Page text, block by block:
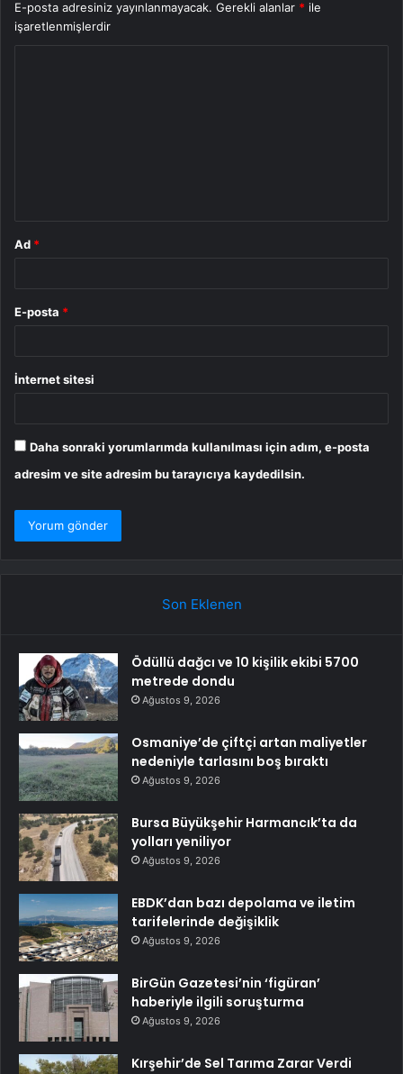
E-posta adresiniz yayınlanmayacak. Gerekli alanlar * ile
işaretlenmişlerdir
Ad *
E-posta *
İnternet sitesi
Daha sonraki yorumlarımda kullanılması için adım, e-posta
adresim ve site adresim bu tarayıcıya kaydedilsin.
Son Eklenen
Ödüllü dağcı ve 10 kişilik ekibi 5700
metrede dondu
Ağustos 9, 2026
Osmaniye’de çiftçi artan maliyetler
nedeniyle tarlasını boş bıraktı
Ağustos 9, 2026
Bursa Büyükşehir Harmancık’ta da
yolları yeniliyor
Ağustos 9, 2026
EBDK’dan bazı depolama ve iletim
tarifelerinde değişiklik
Ağustos 9, 2026
BirGün Gazetesi’nin ‘figüran’
haberiyle ilgili soruşturma
Ağustos 9, 2026
Kırşehir’de Sel Tarıma Zarar Verdi